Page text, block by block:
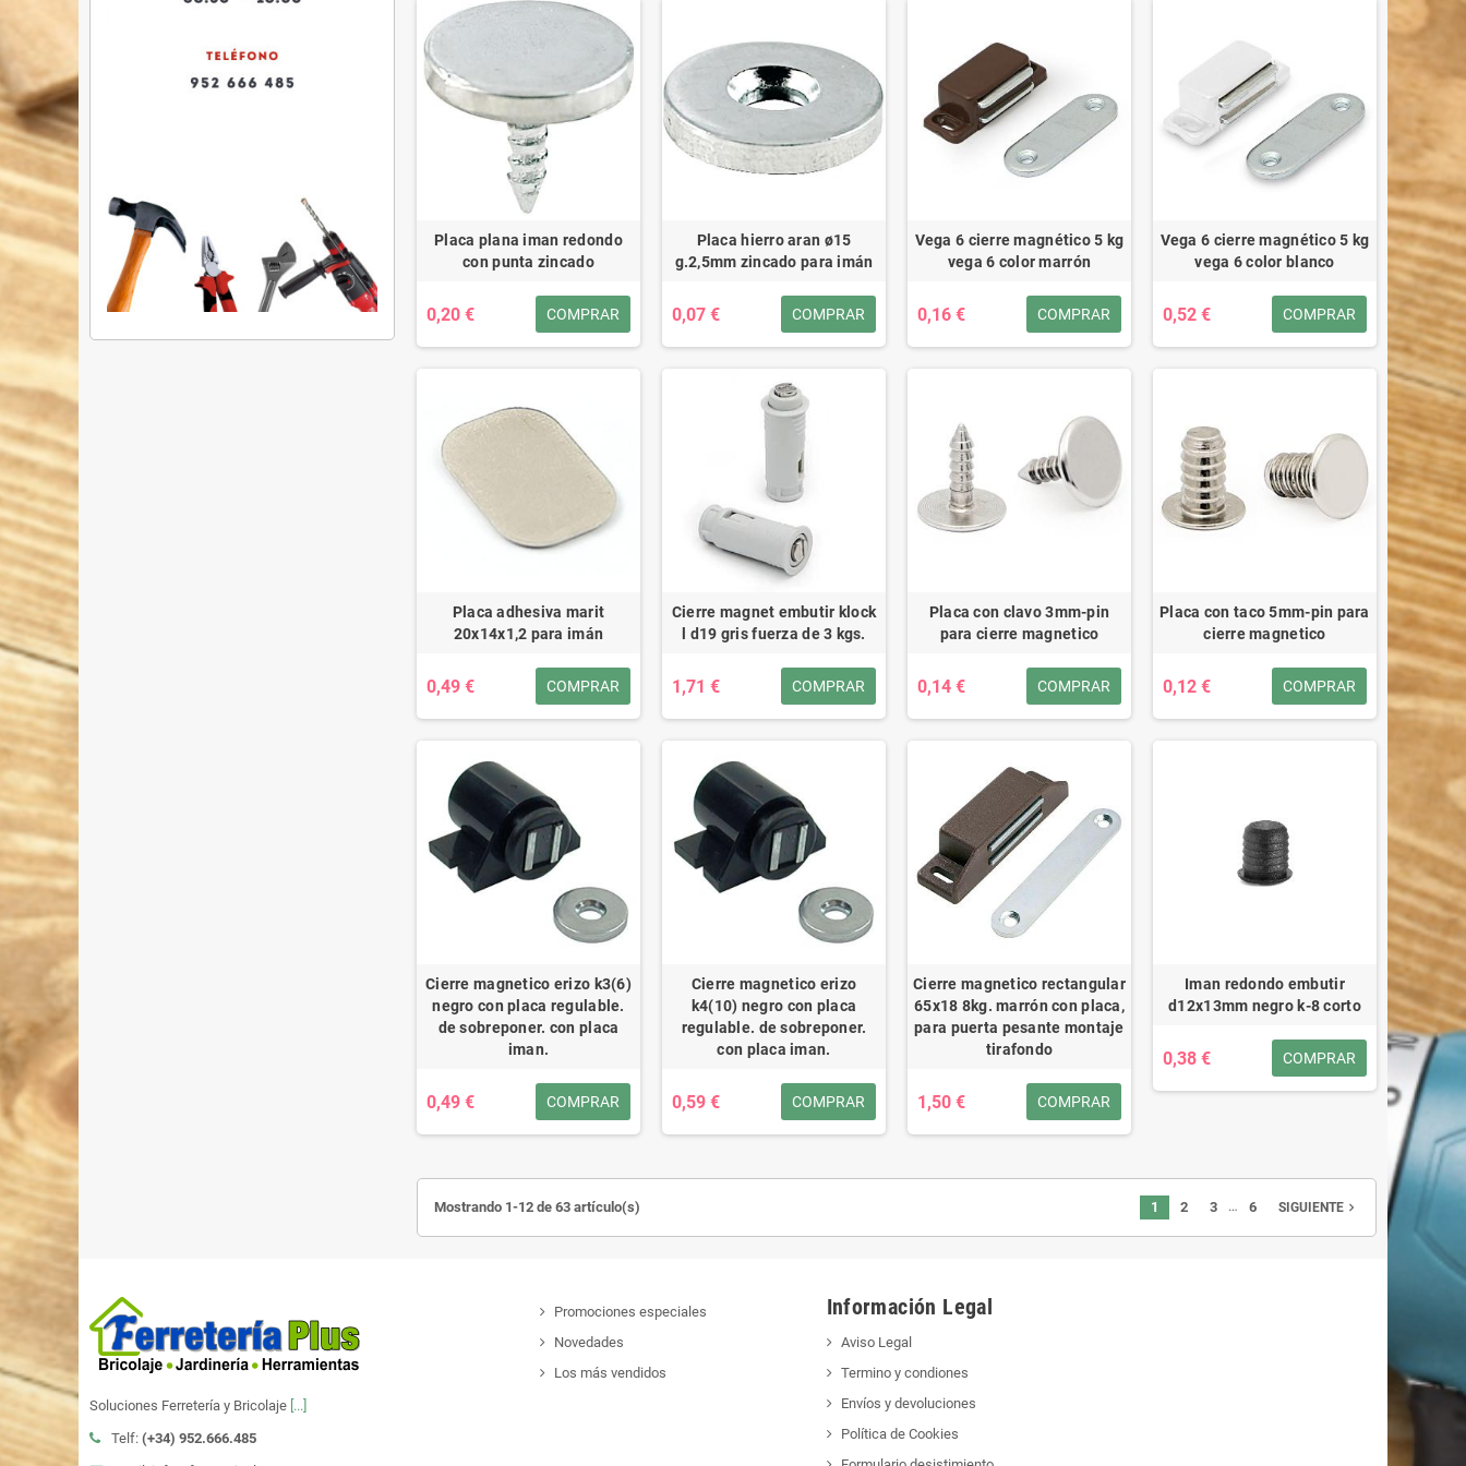
Placa plana iman redondo
con punta zincado
0,20 € COMPRAR
Placa hierro aran ø15
g.2,5mm zincado para imán
0,07 € COMPRAR
Vega 6 cierre magnético 5 kg
vega 6 color marrón
0,16 € COMPRAR
Vega 6 cierre magnético 5 kg
vega 6 color blanco
0,52 € COMPRAR
Placa adhesiva marit
20x14x1,2 para imán
0,49 € COMPRAR
Cierre magnet embutir klock
l d19 gris fuerza de 3 kgs.
1,71 € COMPRAR
Placa con clavo 3mm-pin
para cierre magnetico
0,14 € COMPRAR
Placa con taco 5mm-pin para
cierre magnetico
0,12 € COMPRAR
Cierre magnetico erizo k3(6)
negro con placa regulable.
de sobreponer. con placa
iman.
0,49 € COMPRAR
Cierre magnetico erizo
k4(10) negro con placa
regulable. de sobreponer.
con placa iman.
0,59 € COMPRAR
Cierre magnetico rectangular
65x18 8kg. marrón con placa,
para puerta pesante montaje
tirafondo
1,50 € COMPRAR
Iman redondo embutir
d12x13mm negro k-8 corto
0,38 € COMPRAR
Mostrando 1-12 de 63 artículo(s) 1 2 3 … 6 SIGUIENTEnavigate_next
Soluciones Ferretería y Bricolaje [...]
Telf: (+34) 952.666.485
Promociones especiales
Novedades
Los más vendidos
Información Legal
Aviso Legal
Termino y condiones
Envíos y devoluciones
Política de Cookies